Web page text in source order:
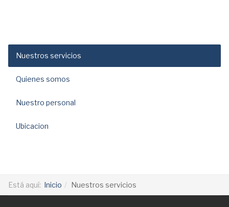
Nuestros servicios
Quienes somos
Nuestro personal
Ubicacion
Está aquí: Inicio Nuestros servicios